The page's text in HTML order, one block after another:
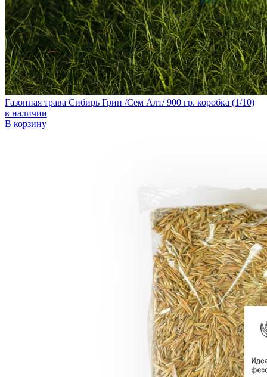
Газонная трава Сибирь Грин /Сем Алт/ 900 гр. коробка (1/10)
в наличии
В корзину